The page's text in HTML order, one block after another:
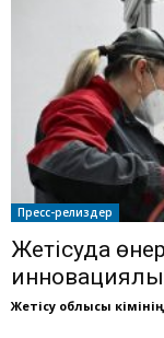
Пресс-релиздер
Жетісуда
Жетісу облысы